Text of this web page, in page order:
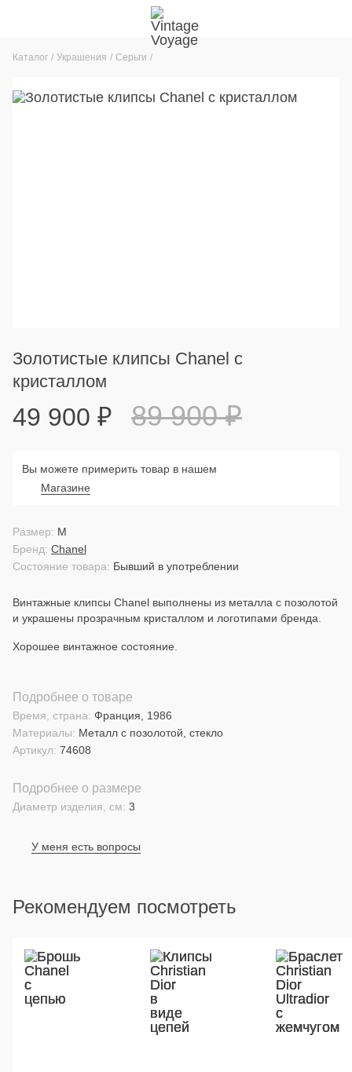
Каталог Украшения Серьги
Золотистые клипсы Chanel с
кристаллом
49 900 ₽ 89 900₽
Вы можете примерить товар в нашем
Магазине
Состояние товара: Бывший в употреблении
Бренд: Chanel
Размер: M
Винтажные клипсы Chanel выполнены из металла c позолотой
и украшены прозрачным кристаллом и логотипами бренда.
Хорошее винтажное состояние.
Подробнее о товаре
Материалы: Металл с позолотой, стекло
Время, страна: Франция, 1986
Артикул: 74608
Подробнее о размере
Диаметр изделия, см: 3
У меня есть вопросы
Рекомендуем посмотреть